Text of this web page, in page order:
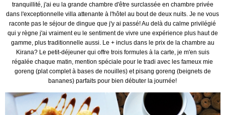
tranquillité, j'ai eu la grande chambre d'être surclassée en chambre privée
dans l'exceptionnelle villa attenante à l'hôtel au bout de deux nuits. Je ne vous
raconte pas le séjour de dingue que j'y ai passé! Au delà du calme privilégié
qui y règne j'ai vraiment eu le sentiment de vivre une expérience plus haut de
gamme, plus traditionnelle aussi. Le + inclus dans le prix de la chambre au
Kirana? Le petit-déjeuner qui offre trois formules à la carte, je m'en suis
régalée chaque matin, mention spéciale pour le tradi avec les fameux mie
goreng (plat complet à bases de nouilles) et pisang goreng (beignets de
bananes) parfaits pour bien débuter la journée!